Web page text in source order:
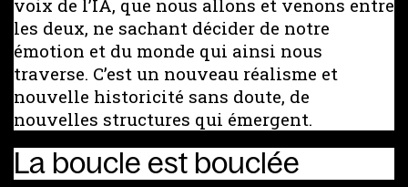
voix de l’IA, que nous allons et venons entre
les deux, ne sachant décider de notre
émotion et du monde qui ainsi nous
traverse. C’est un nouveau réalisme et
nouvelle historicité sans doute, de
nouvelles structures qui émergent.
La boucle est bouclée